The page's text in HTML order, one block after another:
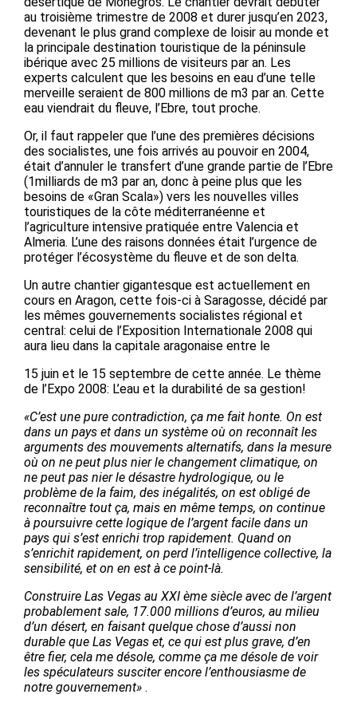
au troisième trimestre de 2008 et durer jusqu’en 2023,
devenant le plus grand complexe de loisir au monde et
la principale destination touristique de la péninsule
ibérique avec 25 millions de visiteurs par an. Les
experts calculent que les besoins en eau d’une telle
merveille seraient de 800 millions de m3 par an. Cette
eau viendrait du fleuve, l’Ebre, tout proche.
Or, il faut rappeler que l’une des premières décisions
des socialistes, une fois arrivés au pouvoir en 2004,
était d’annuler le transfert d’une grande partie de l’Ebre
(1milliards de m3 par an, donc à peine plus que les
besoins de «Gran Scala») vers les nouvelles villes
touristiques de la côte méditerranéenne et
l’agriculture intensive pratiquée entre Valencia et
Almeria. L’une des raisons données était l’urgence de
protéger l’écosystème du fleuve et de son delta.
Un autre chantier gigantesque est actuellement en
cours en Aragon, cette fois-ci à Saragosse, décidé par
les mêmes gouvernements socialistes régional et
central: celui de l’Exposition Internationale 2008 qui
aura lieu dans la capitale aragonaise entre le
15 juin et le 15 septembre de cette année. Le thème
de l’Expo 2008: L’eau et la durabilité de sa gestion!
«C’est une pure contradiction, ça me fait honte. On est
dans un pays et dans un système où on reconnaît les
arguments des mouvements alternatifs, dans la mesure
où on ne peut plus nier le changement climatique, on
ne peut pas nier le désastre hydrologique, ou le
problème de la faim, des inégalités, on est obligé de
reconnaître tout ça, mais en même temps, on continue
à poursuivre cette logique de l’argent facile dans un
pays qui s’est enrichi trop rapidement. Quand on
s’enrichit rapidement, on perd l’intelligence collective, la
sensibilité, et on en est à ce point-là.
Construire Las Vegas au XXI ème siècle avec de l’argent
probablement sale, 17.000 millions d’euros, au milieu
d’un désert, en faisant quelque chose d’aussi non
durable que Las Vegas et, ce qui est plus grave, d’en
être fier, cela me désole, comme ça me désole de voir
les spéculateurs susciter encore l’enthousiasme de
notre gouvernement» .